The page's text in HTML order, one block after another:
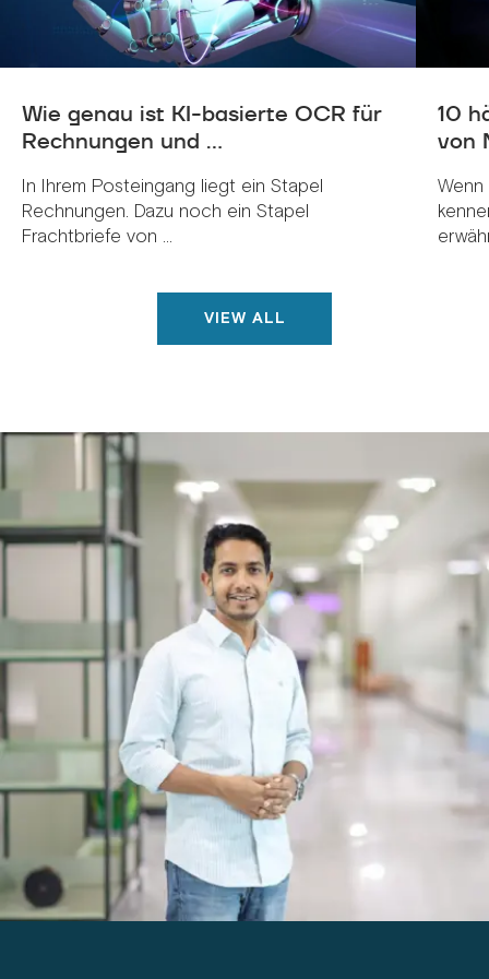
Wie genau ist KI-basierte OCR für
Rechnungen und ...
In Ihrem Posteingang liegt ein Stapel
Rechnungen. Dazu noch ein Stapel
Frachtbriefe von ...
10
von
VIEW ALL